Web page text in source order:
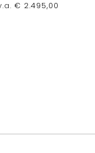
€ 2.495,00